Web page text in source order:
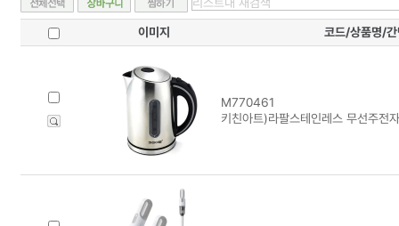
이미지 코드/상품명/간
M770461
키친아트)라팔스테인레스 무선주